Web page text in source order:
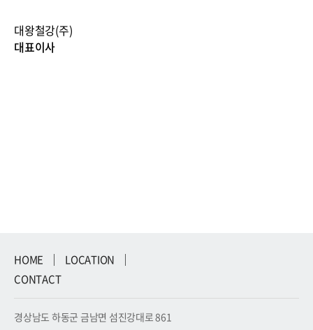
대왕철강(주)
대표이사
HOME
LOCATION
CONTACT
경상남도 하동군 금남면 섬진강대로 861